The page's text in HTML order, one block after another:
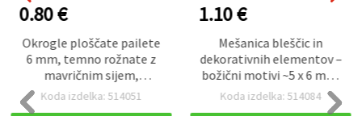
0.80 €
Okrogle ploščate pailete
6 mm, temno rožnate z
mavričnim sijem,
dekoracija za hobi
ustvarjanje in šivanje, 20 g
Koda izdelka: 514051
1.10 €
Mešanica bleščic in
dekorativnih elementov –
božični motivi ~5 x 6 mm,
mlečno bela z mavričnim
Koda izdelka: 514084